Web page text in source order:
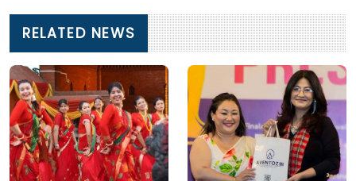
RELATED NEWS